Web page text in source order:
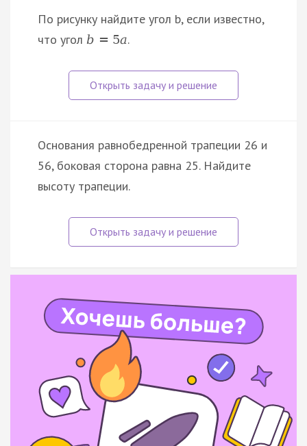
По рисунку найдите угол b, если известно,
что угол b = 5a.
Основания равнобедренной трапеции 26 и
56, боковая сторона равна 25. Найдите
высоту трапеции.